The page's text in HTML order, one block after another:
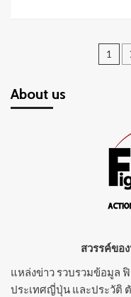
1
About us
สวรรค์ของนักสะ
แหล่งข่าว รวบรวมข้อมูล ฟิ
ประเทศญี่ปุ่น และประวัติ